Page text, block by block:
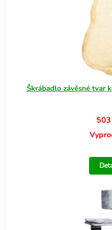
Škrábadlo závěsné tvar